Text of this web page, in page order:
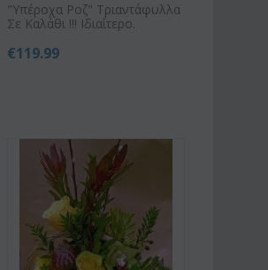
"Υπέροχα Ροζ" Τριαντάφυλλα
Σε Καλάθι !!! Ιδιαίτερο.
€119.99